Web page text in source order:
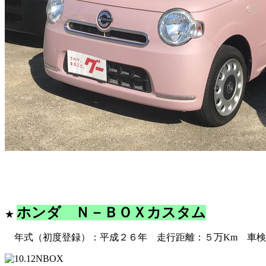
★ ホンダ Ｎ－ＢＯＸカスタム
年式（初度登録）：平成２６年 走行距離：５万Km 車